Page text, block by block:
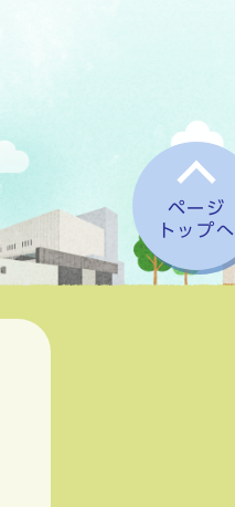
ページ
トップへ